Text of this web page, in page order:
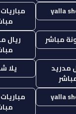
yalla
مباشر
ريال
مدريد
يلا
yalla